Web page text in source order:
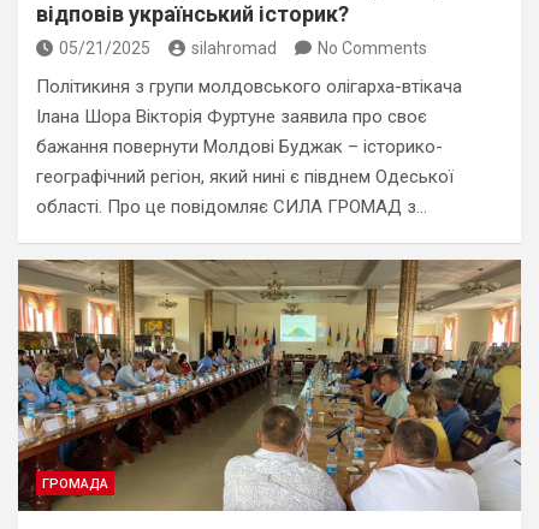
відповів український історик?
05/21/2025 silahromad No Comments
Політикиня з групи молдовського олігарха-втікача
Ілана Шора Вікторія Фуртуне заявила про своє
бажання повернути Молдові Буджак – історико-
географічний регіон, який нині є півднем Одеської
області. Про це повідомляє СИЛА ГРОМАД з…
ГРОМАДА